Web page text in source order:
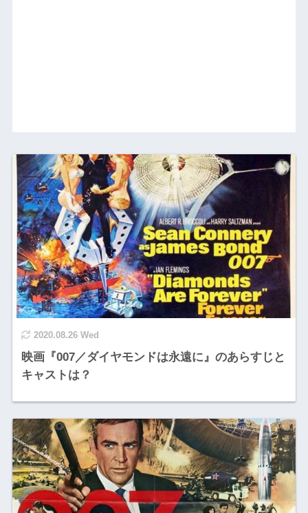
2020.08.26 Wed
映画『007／ダイヤモンドは永遠に』のあらすじと
キャストは？